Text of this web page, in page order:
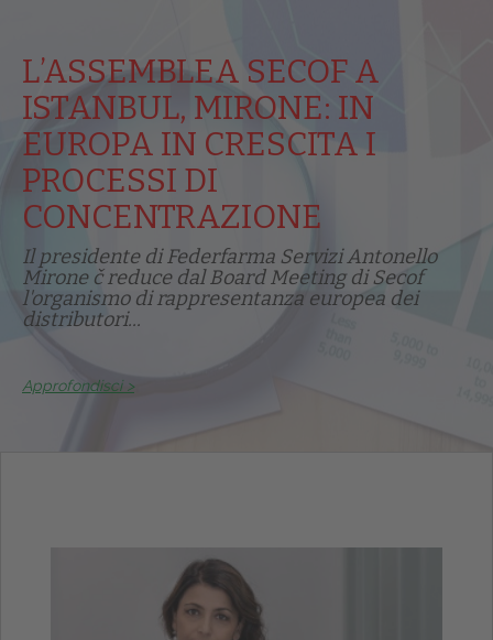
L’ASSEMBLEA SECOF A
ISTANBUL, MIRONE: IN
EUROPA IN CRESCITA I
PROCESSI DI
CONCENTRAZIONE
Il presidente di Federfarma Servizi Antonello
Mirone č reduce dal Board Meeting di Secof
l'organismo di rappresentanza europea dei
distributori...
Approfondisci >